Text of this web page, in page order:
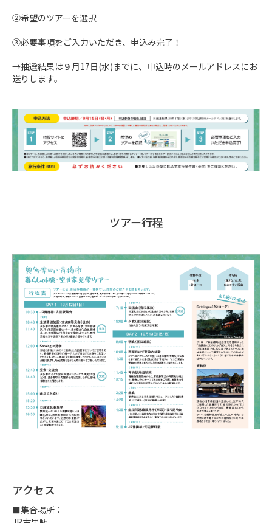
②希望のツアーを選択
③必要事項をご入力いただき、申込み完了！
→抽選結果は９月17日(水)までに、申込時のメールアドレスにお
送りします。
ツアー行程
アクセス
■集合場所：